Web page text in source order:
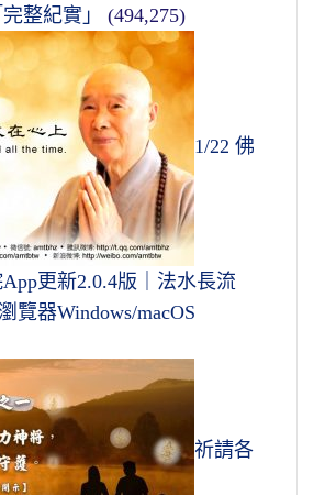
整紀實」 (494,275)
1/22 佛
更新2.0.4版｜法水長流
覽器Windows/macOS
祈請各